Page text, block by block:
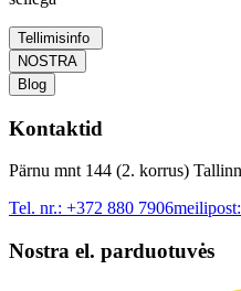
Tellimisinfo
NOSTRA
Blog
Kontaktid
Pärnu mnt 144 (2. korrus)
Tel. nr.: +372 880 7906meilipost:
Nostra el. parduotuvės